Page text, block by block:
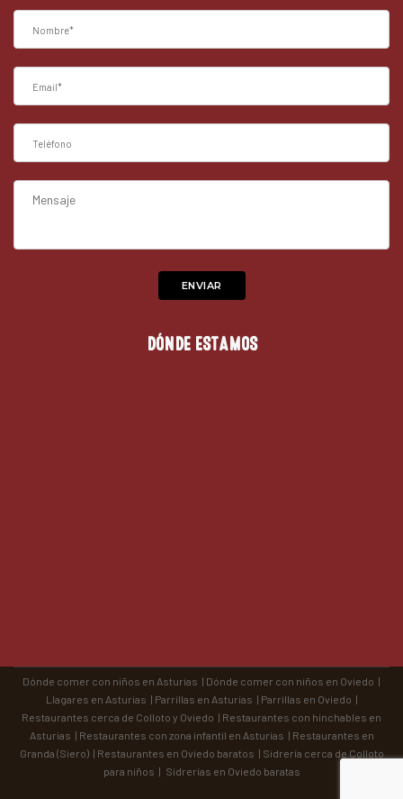
DÓNDE ESTAMOS
Dónde comer con niños en Asturias | Dónde comer con niños en Oviedo |
Llagares en Asturias | Parrillas en Asturias | Parrillas en Oviedo |
Restaurantes cerca de Colloto y Oviedo | Restaurantes con hinchables en
Asturias | Restaurantes con zona infantil en Asturias | Restaurantes en
Granda (Siero) | Restaurantes en Oviedo baratos | Sidrería cerca de Colloto
para niños | Sidrerías en Oviedo baratas